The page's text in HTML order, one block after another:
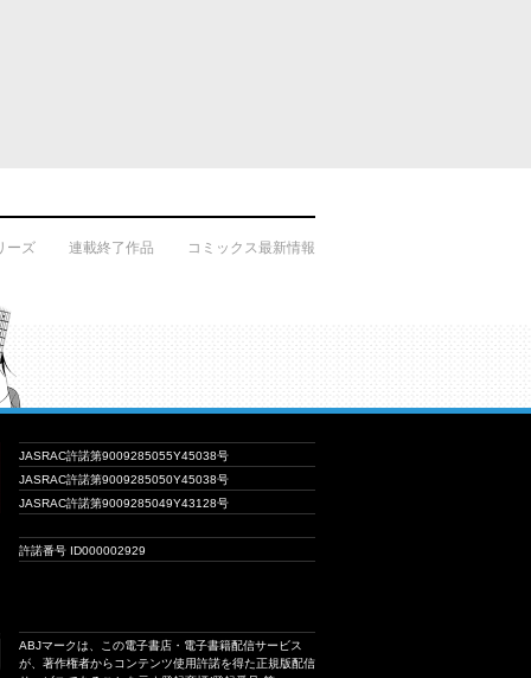
ーズ 連載終了作品 コミックス最新情報
JASRAC許諾第9009285055Y45038号
JASRAC許諾第9009285050Y45038号
JASRAC許諾第9009285049Y43128号
許諾番号 ID000002929
ABJマークは、この電子書店・電子書籍配信サービス
が、著作権者からコンテンツ使用許諾を得た正規版配信